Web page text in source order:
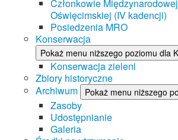
Członkowie
Oświęcimskiej (IV kadencji)
Posiedzenia MRO
Konserwacja
Pokaż menu niższego poziomu dla
Konserwacja zieleni
Zbiory historyczne
Archiwum
Pokaż menu niższego
Zasoby
Udostępnianie
Galeria